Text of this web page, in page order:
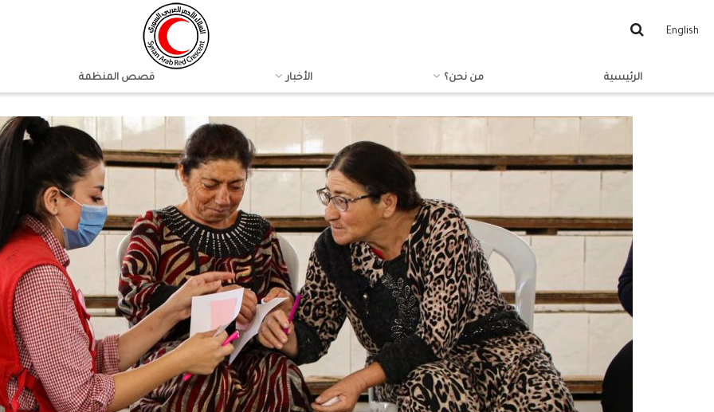
English
الرئيسية من نحن؟ الأخبار قصص المنظمة